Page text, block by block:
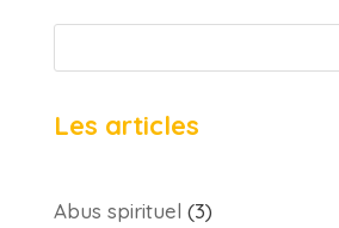
Les articles
Abus spirituel (3)